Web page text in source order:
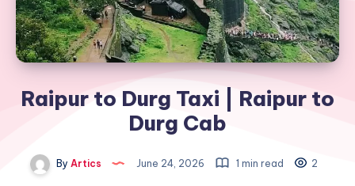
Raipur to Durg Taxi | Raipur to
Durg Cab
By Artics June 24, 2026 1 min read 2